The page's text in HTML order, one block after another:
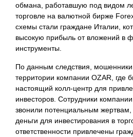
обмана, работавшую под видом
торговле на валютной бирже
схемы стали граждане Италии,
высокую прибыль от вложений в
инструменты.
По данным следствия, мошенники
территории компании OZAR, где
настоящий колл-центр для
инвесторов. Сотрудники
звонили потенциальным
деньги для инвестирования в
ответственности привлечены